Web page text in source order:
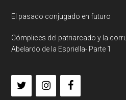
El pasado conjugado en futuro
Cómplices del patriarcado y la
Abelardo de la Espriella- Parte 1